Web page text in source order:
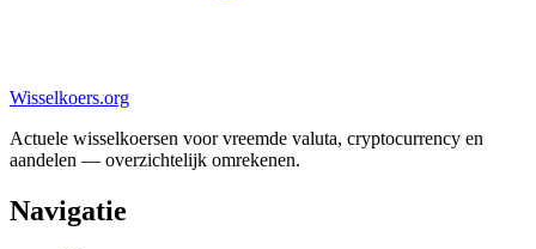
Wisselkoers.org
Actuele wisselkoersen voor vreemde valuta, cryptocurrency en
aandelen — overzichtelijk omrekenen.
Navigatie